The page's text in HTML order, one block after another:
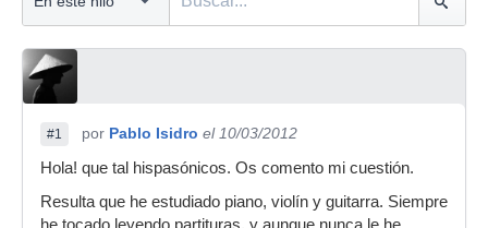
#1 por Pablo Isidro el 10/03/2012
Hola! que tal hispasónicos. Os comento mi cuestión.
Resulta que he estudiado piano, violín y guitarra. Siempre